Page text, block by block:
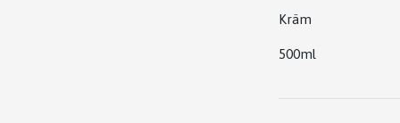
Kräm
500ml